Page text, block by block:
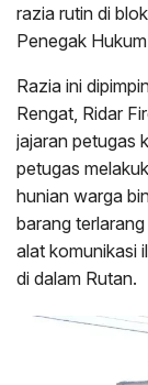
razia rutin di
Penegak
Razia ini
Rengat, Ridar
jajaran petugas
petugas
hunian warga
barang
alat komunikasi
di dalam Rutan.